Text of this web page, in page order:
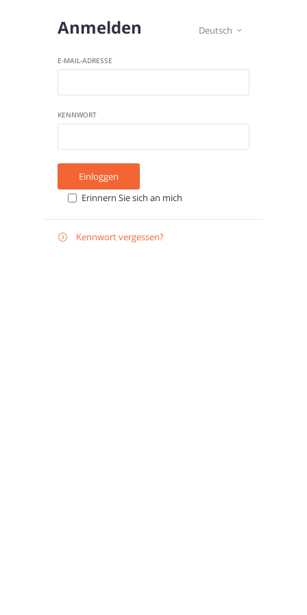
Deutsch 
Anmelden
E-MAIL-ADRESSE
KENNWORT
Einloggen
Erinnern Sie sich an mich
 Kennwort vergessen?